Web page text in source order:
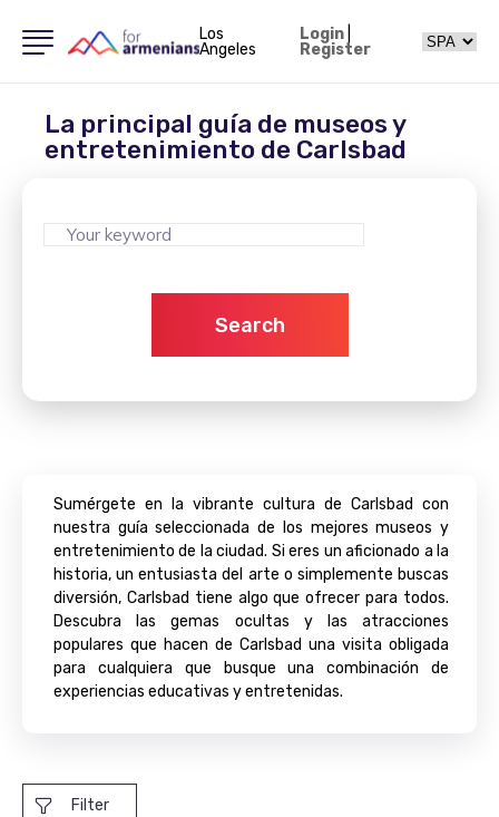
Los
Angeles
Login|
Register
La principal guía de museos y
entretenimiento de Carlsbad
Search
Sumérgete en la vibrante cultura de Carlsbad con
nuestra guía seleccionada de los mejores museos y
entretenimiento de la ciudad. Si eres un aficionado a la
historia, un entusiasta del arte o simplemente buscas
diversión, Carlsbad tiene algo que ofrecer para todos.
Descubra las gemas ocultas y las atracciones
populares que hacen de Carlsbad una visita obligada
para cualquiera que busque una combinación de
experiencias educativas y entretenidas.
Filter